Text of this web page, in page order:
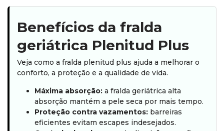
Benefícios da fralda
geriátrica Plenitud Plus
Veja como a fralda plenitud plus ajuda a melhorar o
conforto, a proteção e a qualidade de vida.
Máxima absorção: a fralda geriátrica alta
absorção mantém a pele seca por mais tempo.
Proteção contra vazamentos: barreiras
eficientes evitam escapes indesejados.